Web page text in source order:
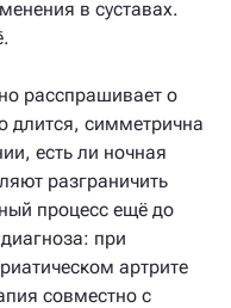
в суставах.
расспрашивает о
длится, симметрична
есть ли ночная
разграничить
процесс ещё до
при
артрите
совместно с